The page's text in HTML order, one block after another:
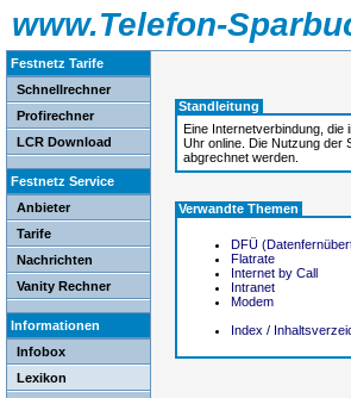
www.Telefon-
Festnetz Tarife
Schnellrechner
Profirechner
LCR Download
Festnetz Service
Anbieter
Tarife
Nachrichten
Vanity Rechner
Informationen
Infobox
Lexikon
Standleitung
Eine Internetverbindung, die
Uhr online. Die Nutzung der
abgrechnet werden.
Verwandte Themen
DFÜ
Flatrate
Internet by Call
Intranet
Modem
Index /